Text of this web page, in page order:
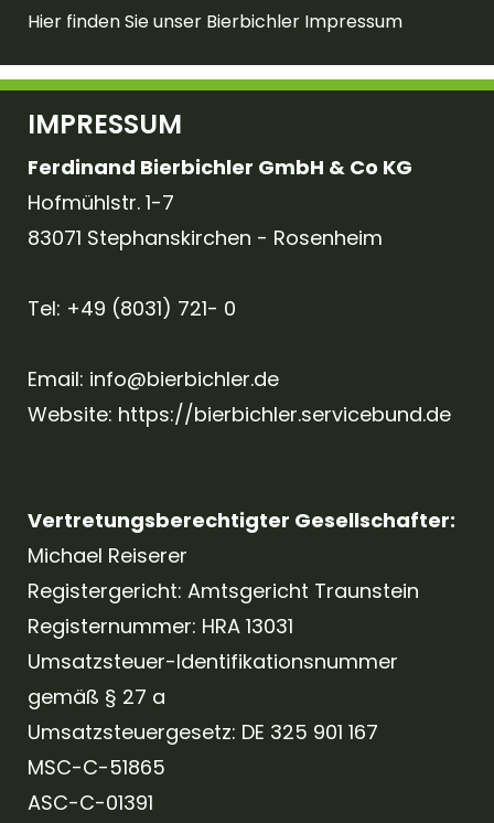
Hier finden Sie unser Bierbichler Impressum
IMPRESSUM
Ferdinand Bierbichler GmbH & Co KG
Hofmühlstr. 1-7
83071 Stephanskirchen - Rosenheim
Tel: +49 (8031) 721- 0
Email: info@bierbichler.de
Website: https://bierbichler.servicebund.de
Vertretungsberechtigter Gesellschafter:
Michael Reiserer
Registergericht: Amtsgericht Traunstein
Registernummer: HRA 13031
Umsatzsteuer-Identifikationsnummer
gemäß § 27 a
Umsatzsteuergesetz: DE 325 901 167
MSC-C-51865
ASC-C-01391